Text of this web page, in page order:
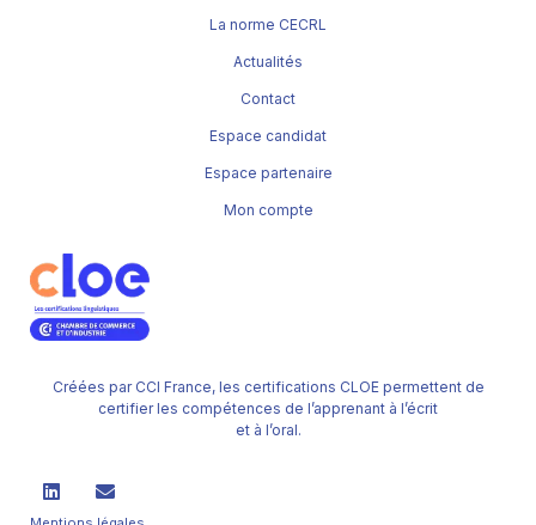
Créées par CCI France, les certifications CLOE permettent de
certifier les compétences de l’apprenant à l’écrit
et à l’oral.
La norme CECRL
Actualités
Contact
Espace candidat
Espace partenaire
Mon compte